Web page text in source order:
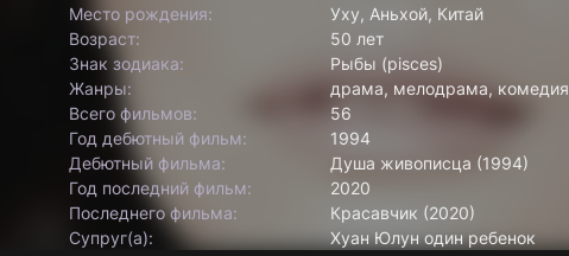
Место рождения:
Уху, Аньхой, Китай
Возраст:
50 лет
Знак зодиака:
Рыбы (pisces)
Жанры:
драма, мелодрама, комедия
Всего фильмов:
56
Год дебютный фильм:
1994
Дебютный фильма:
Душа живописца (1994)
Год последний фильм:
2020
Последнего фильма:
Красавчик (2020)
Супруг(а):
Хуан Юлун один ребенок